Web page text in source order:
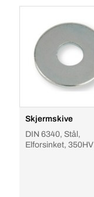
Skjermskive
DIN 6340, Stål,
Elforsinket, 350HV